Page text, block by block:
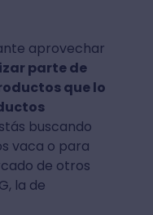
aprovechar
parte de
que lo
buscando
vaca o para
de otros
la de